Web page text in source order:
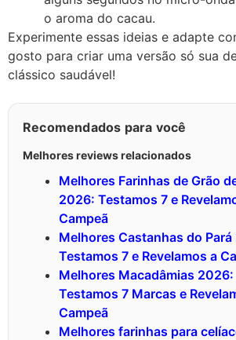
o aroma do cacau.
Experimente essas ideias e adapte
gosto para criar uma versão só sua
clássico saudável!
Recomendados para você
Melhores reviews relacionados
Melhores Farinhas de Grão
2026: Testamos 7 e
Campeã
Melhores Castanhas do
Testamos 7 e Revelamos a
Melhores Macadâmias 2026:
Testamos 7 Marcas e
Campeã
Melhores farinhas para